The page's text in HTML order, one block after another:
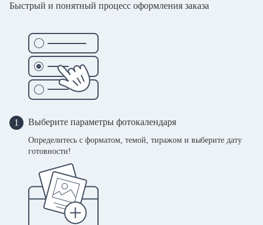
Быстрый и понятный процесс оформления заказа
1 Выберите параметры фотокалендаря
Определитесь с форматом, темой, тиражом и выберите дату
готовности!